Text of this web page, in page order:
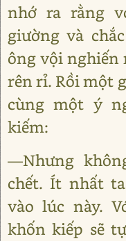
nhớ ra rằng
giường và
ông vội nghiến
rên rỉ. Rồi một
cùng một ý
kiếm:
―Nhưng
chết. Ít nhất
vào lúc này.
khốn kiếp sẽ